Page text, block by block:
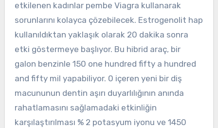
etkilenen kadınlar pembe Viagra kullanarak
sorunlarını kolayca çözebilecek. Estrogenolit hap
kullanıldıktan yaklaşık olarak 20 dakika sonra
etki göstermeye başlıyor. Bu hibrid araç, bir
galon benzinle 150 one hundred fifty a hundred
and fifty mil yapabiliyor. 0 içeren yeni bir diş
macununun dentin aşırı duyarlılığının anında
rahatlamasını sağlamadaki etkinliğin
karşılaştırılması % 2 potasyum iyonu ve 1450